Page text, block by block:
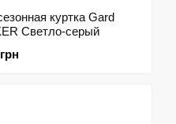
куртка Gard
Светло-серый